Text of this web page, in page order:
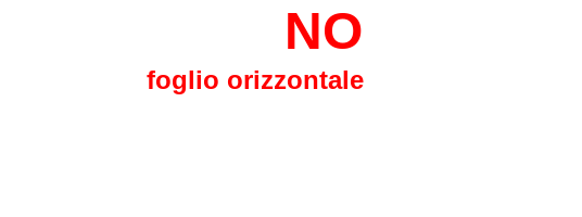
NO
foglio orizzontale